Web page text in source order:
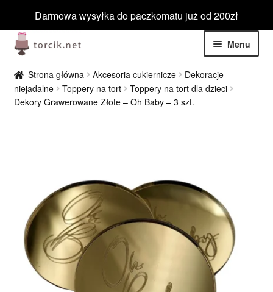
Darmowa wysyłka do paczkomatu już od 200zł
Przejdź
do
nawigacji
Przejdź
do
treści
Menu
Jadalne
Niejadalne
Wyprzedaż
Nowości
Strona główna Akcesoria cukiernicze
Dekoracje
niejadalne
Toppery na tort
Toppery na tort dla dzieci
Dekory Grawerowane Złote – Oh Baby – 3 szt.